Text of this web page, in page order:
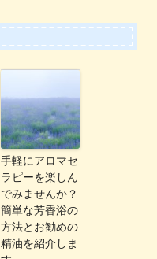
手軽にアロマセ
ラピーを楽しん
でみませんか？
簡単な芳香浴の
方法とお勧めの
精油を紹介しま